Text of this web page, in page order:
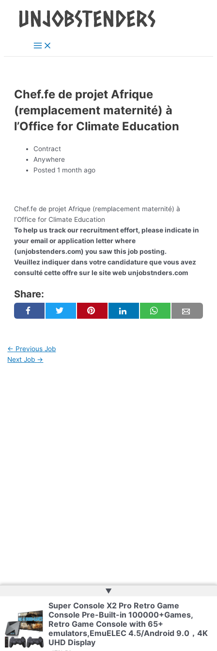
content
Menu
Chef.fe de projet Afrique
(remplacement maternité) à
l’Office for Climate Education
Contract
Anywhere
Posted 1 month ago
Chef.fe de projet Afrique (remplacement maternité) à
l’Office for Climate Education
To help us track our recruitment effort, please indicate in
your email or application letter where
(unjobstenders.com) you saw this job posting.
Veuillez indiquer dans votre candidature que vous avez
consulté cette offre sur le site web unjobstnders.com
Share:
navigation
← Previous Job
Next Job →
Copyright © 2026 | Website byWeb Doktoru
▲
Super Console X2 Pro Retro Game
Console Pre-Built-in 100000+Games,
Retro Game Console with 65+
emulators,EmuELEC 4.5/Android 9.0，4K
UHD Display